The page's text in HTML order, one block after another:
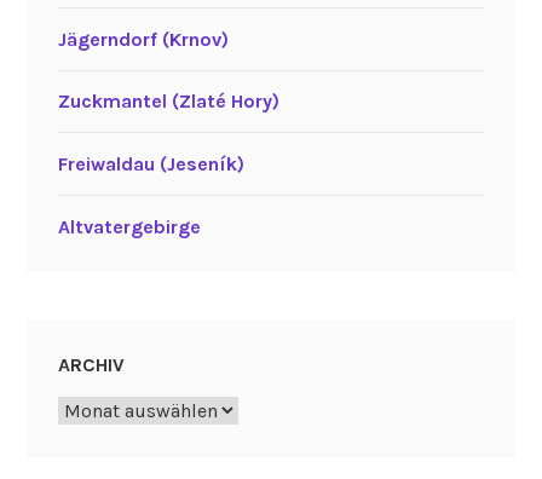
Jägerndorf (Krnov)
Zuckmantel (Zlaté Hory)
Freiwaldau (Jeseník)
Altvatergebirge
ARCHIV
Archiv